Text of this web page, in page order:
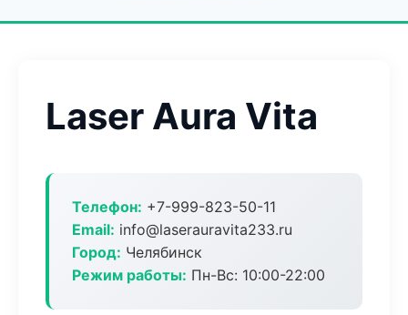
Laser Aura Vita
Телефон: +7-999-823-50-11
Email: info@laserauravita233.ru
Город: Челябинск
Режим работы: Пн-Вс: 10:00-22:00